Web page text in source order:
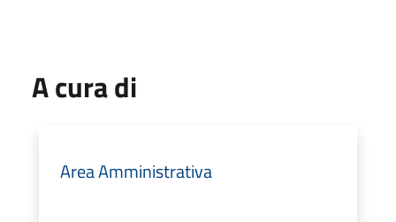
A cura di
Area Amministrativa